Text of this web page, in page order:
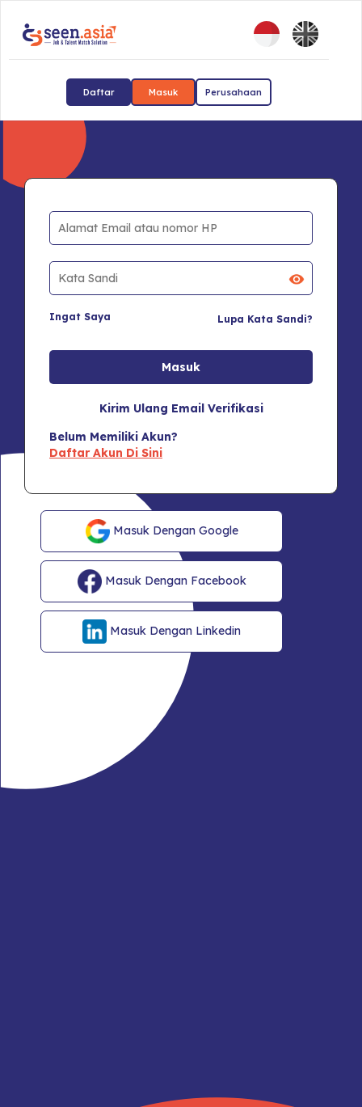
Daftar Masuk Perusahaan
Ingat Saya Lupa Kata Sandi?
Kirim Ulang Email Verifikasi
Belum Memiliki Akun?
Daftar Akun Di Sini
Masuk Dengan Google
Masuk Dengan Facebook
Masuk Dengan Linkedin